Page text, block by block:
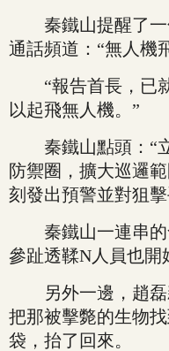
秦鐵山提醒了一
通話頻道：“無人機
“報告首長，已就
以起飛無人機。”
秦鐵山點頭：“立
防禦圈，擴大巡邏
刻發出預警並對狙
秦鐵山一連串的
參趾透鞣N人員也開
另外一邊，趙磊
把那被擊斃的生物
袋，抬了回來。